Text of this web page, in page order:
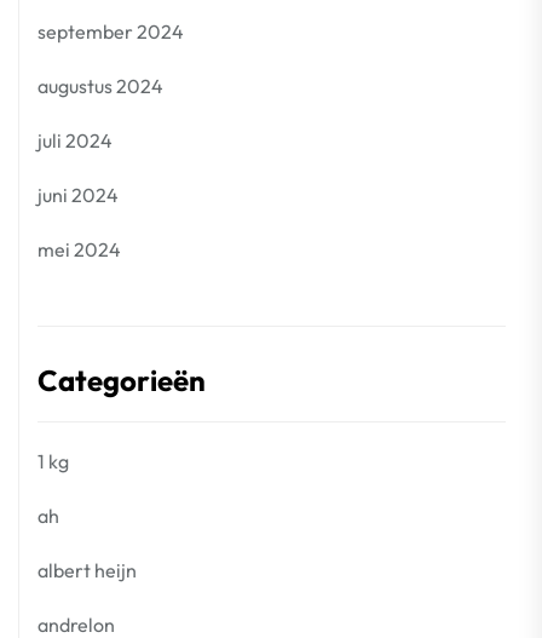
september 2024
augustus 2024
juli 2024
juni 2024
mei 2024
Categorieën
1 kg
ah
albert heijn
andrelon